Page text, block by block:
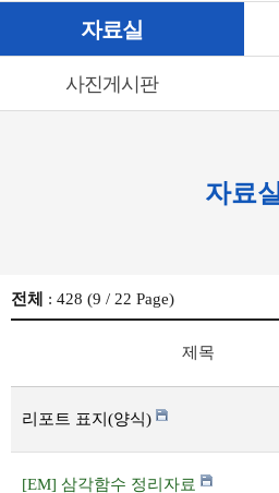
자료실
사진게시판
자료실
전체 : 428 (9 / 22 Page)
제목
리포트 표지(양식)
[EM] 삼각함수 정리자료